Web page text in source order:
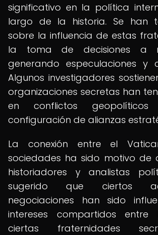
significativo en la política
largo de la historia. Se han
sobre la influencia de estas
la toma de decisiones a
generando especulaciones y
Algunos investigadores
organizaciones secretas han
en conflictos
configuración de alianzas
La conexión entre el
sociedades ha sido motivo de
historiadores y analistas
sugerido que ciertos
negociaciones han sido
intereses compartidos
ciertas fraternidades